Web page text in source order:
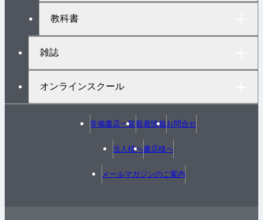
教科書
雑誌
オンラインスクール
常備書店一覧新着情報お問合せ
法人様へ書店様へ
メールマガジンのご案内